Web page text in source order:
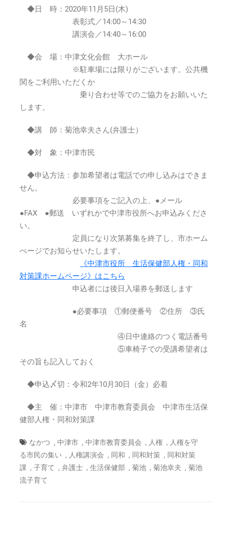
守
る
市
民
集
い
年
11
日
◆日 時：2020年11月5日(木)
表彰式／14:00～14:30
講演会／14:40～16:00
◆会 場：中津文化会館 大ホール
※駐車場には限りがございます。公共機
関をご利用いただくか
乗り合わせ等でのご協力をお願いいた
します。
◆講 師：菊池幸夫さん(弁護士）
◆対 象：中津市民
◆申込方法：参加希望者は電話での申し込みはできま
せん。
必要事項をご記入の上、●メール
●FAX ●郵送 いずれかで中津市役所へお申込みくださ
い。
定員になり次第募集を終了し、市ホーム
ぺージでお知らせいたします。
《中津市役所 生活保健部人権・同和
対策課ホームページ》はこちら
申込者には後日入場券を郵送します
●必要事項 ①郵便番号 ②住所 ③氏
名
④日中連絡のつく電話番号
⑤車椅子での受講希望者は
その旨も記入しておく
◆申込〆切：令和2年10月30日（金）必着
◆主 催：中津市 中津市教育委員会 中津市生活保
健部人権・同和対策課
なかつ , 中津市 , 中津市教育委員会 , 人権 , 人権を守
る市民の集い , 人権講演会 , 同和 , 同和対策 , 同和対策
課 , 子育て , 弁護士 , 生活保健部 , 菊池 , 菊池幸夫 , 菊池
流子育て